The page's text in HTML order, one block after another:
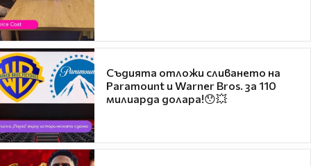
Съдията отложи сливането на
Paramount и Warner Bros. за 110
милиарда долара!😯💥